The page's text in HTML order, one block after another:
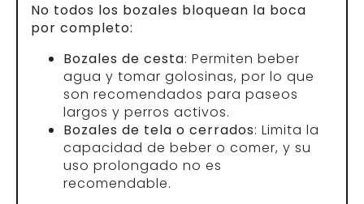
No todos los bozales bloquean la boca
por completo:
Bozales de cesta: Permiten beber
agua y tomar golosinas, por lo que
son recomendados para paseos
largos y perros activos.
Bozales de tela o cerrados: Limita la
capacidad de beber o comer, y su
uso prolongado no es
recomendable.